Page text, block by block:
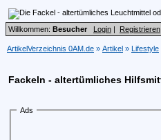
Willkommen: Besucher Login | Registrieren
ArtikelVerzeichnis 0AM.de » Artikel » Lifestyle
Fackeln - altertümliches
Ads